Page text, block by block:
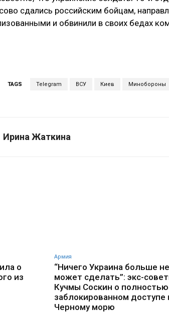
сдались российским бойцам,
и обвинили в своих бедах
TAGS Telegram ВСУ Киев Минобороны
Ирина Жаткина
о
из
Армия
“Ничего Украина больше не
может сделать”: экс-
Кучмы Соскин о полностью
заблокированном доступе
Черному морю